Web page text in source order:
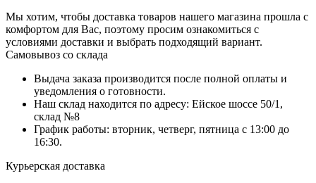
Мы хотим, чтобы доставка товаров нашего магазина прошла с
комфортом для Вас, поэтому просим ознакомиться с
условиями доставки и выбрать подходящий вариант.
Самовывоз со склада
Выдача заказа производится после полной оплаты и
уведомления о готовности.
Наш склад находится по адресу: Ейское шоссе 50/1,
склад №8
График работы: вторник, четверг, пятница с 13:00 до
16:30.
Курьерская доставка